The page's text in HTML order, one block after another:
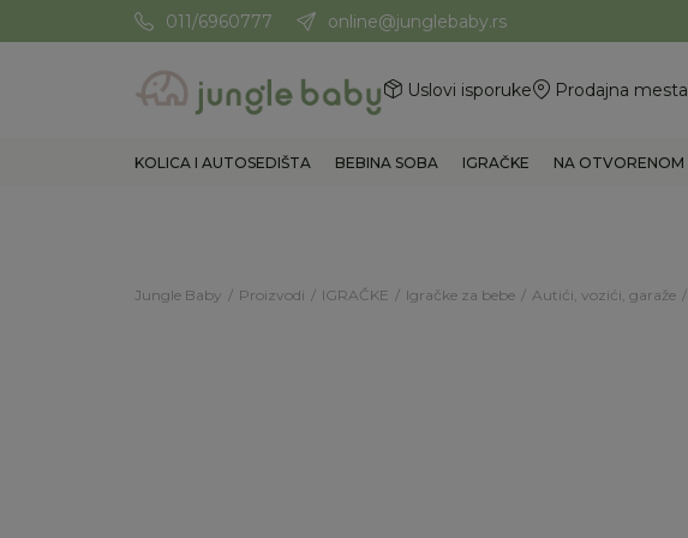
011/6960777 online@junglebaby.rsPotrebna Vam je pomoć? Pozovite 011/6960777
Uslovi isporuke Prodajna mesta
KOLICA I AUTOSEDIŠTA BEBINA SOBA IGRAČKE NA OTVORENOM
Jungle Baby Proizvodi IGRAČKE Igračke za bebe Autići, vozići, garaže